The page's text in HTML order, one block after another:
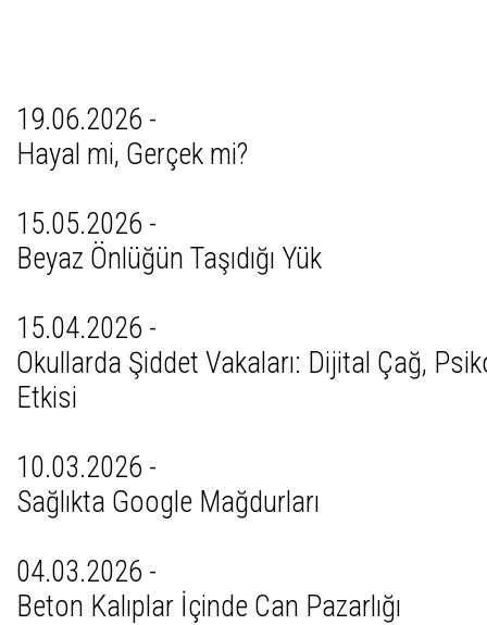
19.06.2026 -
Hayal mi, Gerçek mi?
15.05.2026 -
Beyaz Önlüğün Taşıdığı Yük
15.04.2026 -
Okullarda Şiddet Vakaları: Dijital Çağ,
Etkisi
10.03.2026 -
Sağlıkta Google Mağdurları
04.03.2026 -
Beton Kalıplar İçinde Can Pazarlığı